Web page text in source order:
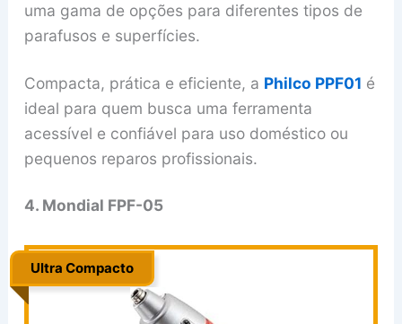
uma gama de opções para diferentes tipos de
parafusos e superfícies.
Compacta, prática e eficiente, a Philco PPF01 é
ideal para quem busca uma ferramenta
acessível e confiável para uso doméstico ou
pequenos reparos profissionais.
4. Mondial FPF-05
Ultra Compacto
.